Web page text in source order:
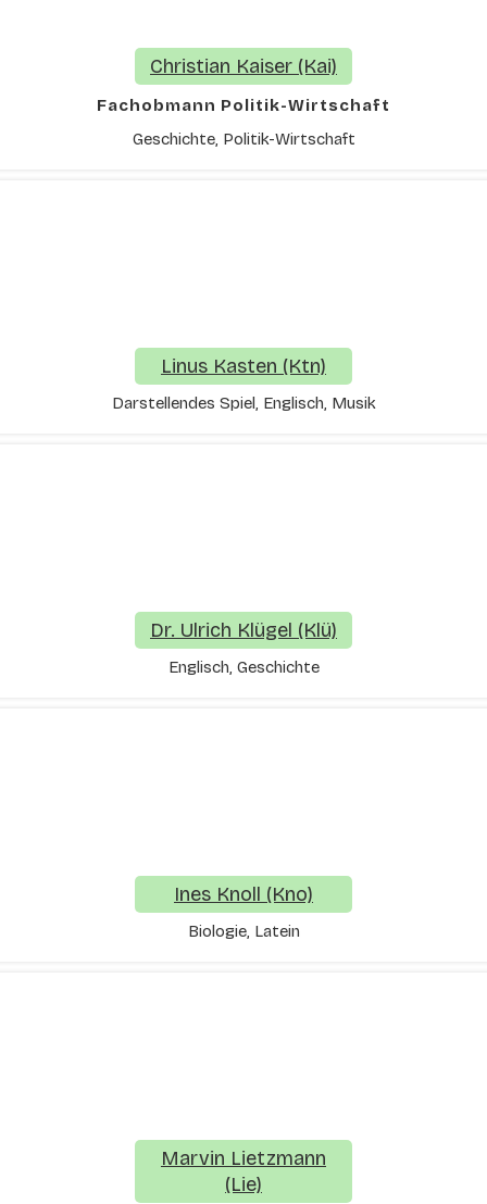
Christian Kaiser (Kai)
Fachobmann Politik-Wirtschaft
Geschichte, Politik-Wirtschaft
Linus Kasten (Ktn)
Darstellendes Spiel, Englisch, Musik
Dr. Ulrich Klügel (Klü)
Englisch, Geschichte
Ines Knoll (Kno)
Biologie, Latein
Marvin Lietzmann
(Lie)